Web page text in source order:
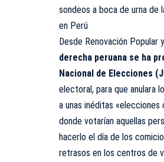
sondeos a boca de urna de
en Perú
Desde Renovación
derecha peruana se ha
Nacional de Elecciones
electoral, para que anulara
a unas inéditas «elecciones
donde votarían aquellas
hacerlo el día de los
retrasos en los centros de